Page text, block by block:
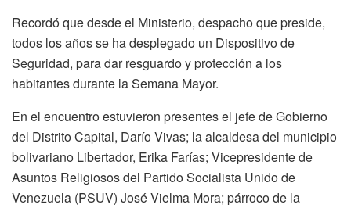
Recordó que desde el Ministerio, despacho que preside,
todos los años se ha desplegado un Dispositivo de
Seguridad, para dar resguardo y protección a los
habitantes durante la Semana Mayor.
En el encuentro estuvieron presentes el jefe de Gobierno
del Distrito Capital, Darío Vivas; la alcaldesa del municipio
bolivariano Libertador, Erika Farías; Vicepresidente de
Asuntos Religiosos del Partido Socialista Unido de
Venezuela (PSUV) José Vielma Mora; párroco de la